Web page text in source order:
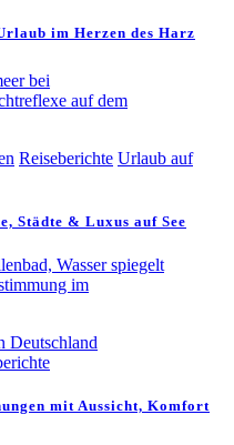
im Herzen des Harz
Reiseberichte Urlaub auf
Städte & Luxus auf See
Deutschland
mit Aussicht, Komfort